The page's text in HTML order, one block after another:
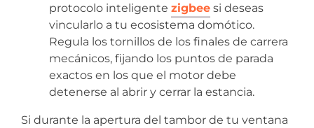
protocolo inteligente zigbee si deseas
vincularlo a tu ecosistema domótico.
Regula los tornillos de los finales de carrera
mecánicos, fijando los puntos de parada
exactos en los que el motor debe
detenerse al abrir y cerrar la estancia.
Si durante la apertura del tambor de tu ventana